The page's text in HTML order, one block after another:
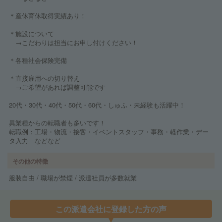
＊産休育休取得実績あり！
＊施設について
→こだわりは担当にお申し付けください！
＊各種社会保険完備
＊直接雇用への切り替え
→ご希望があれば調整可能です
20代・30代・40代・50代・60代・しゅふ・未経験も活躍中！
異業種からの転職者も多いです！
転職例：工場・物流・接客・イベントスタッフ・事務・軽作業・デー
タ入力 などなど
その他の特徴
服装自由 / 職場が禁煙 / 派遣社員が多数就業
この派遣会社に登録した方の声